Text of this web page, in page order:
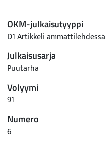
OKM-julkaisutyyppi
D1 Artikkeli ammattilehdessä
Julkaisusarja
Puutarha
Volyymi
91
Numero
6